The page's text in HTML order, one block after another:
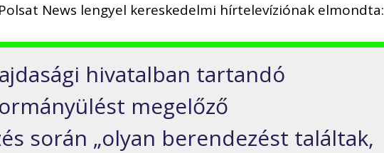
News lengyel kereskedelmi hírtelevíziónak elmondta:
hivatalban tartandó
megelőző
során „olyan berendezést találtak,